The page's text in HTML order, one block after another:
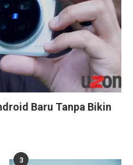
Baru Tanpa Bikin
3